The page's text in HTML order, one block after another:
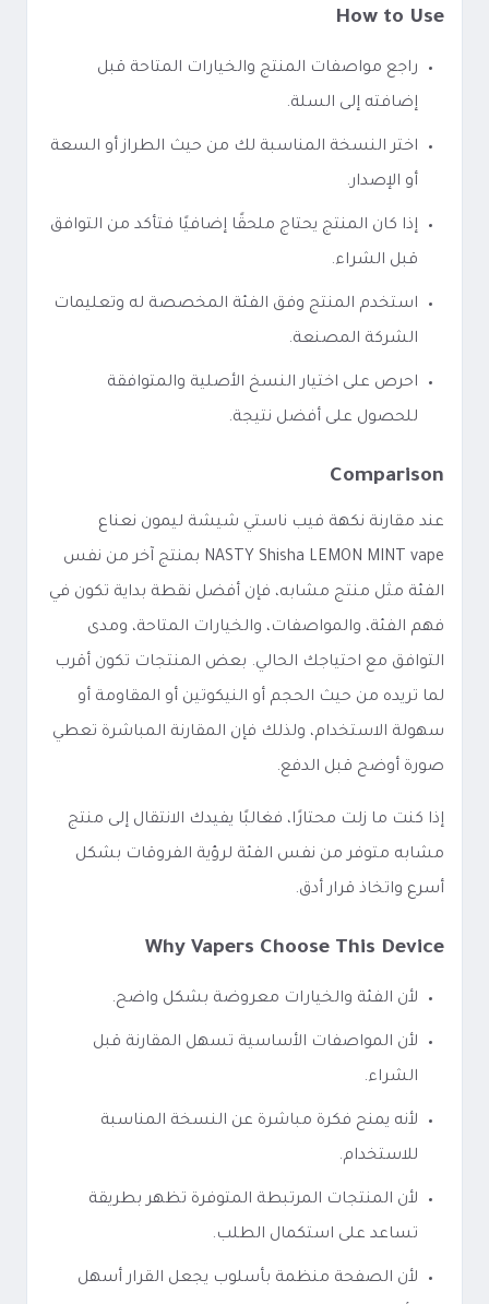
How to Use
راجع مواصفات المنتج والخيارات المتاحة قبل
إضافته إلى السلة.
اختر النسخة المناسبة لك من حيث الطراز أو السعة
أو الإصدار.
إذا كان المنتج يحتاج ملحقًا إضافيًا فتأكد من التوافق
قبل الشراء.
استخدم المنتج وفق الفئة المخصصة له وتعليمات
الشركة المصنعة.
احرص على اختيار النسخ الأصلية والمتوافقة
للحصول على أفضل نتيجة.
Comparison
عند مقارنة نكهة فيب ناستي شيشة ليمون نعناع
NASTY Shisha LEMON MINT vape بمنتج آخر من نفس
الفئة مثل منتج مشابه، فإن أفضل نقطة بداية تكون في
فهم الفئة، والمواصفات، والخيارات المتاحة، ومدى
التوافق مع احتياجك الحالي. بعض المنتجات تكون أقرب
لما تريده من حيث الحجم أو النيكوتين أو المقاومة أو
سهولة الاستخدام، ولذلك فإن المقارنة المباشرة تعطي
صورة أوضح قبل الدفع.
إذا كنت ما زلت محتارًا، فغالبًا يفيدك الانتقال إلى منتج
مشابه متوفر من نفس الفئة لرؤية الفروقات بشكل
أسرع واتخاذ قرار أدق.
Why Vapers Choose This Device
لأن الفئة والخيارات معروضة بشكل واضح.
لأن المواصفات الأساسية تسهل المقارنة قبل
الشراء.
لأنه يمنح فكرة مباشرة عن النسخة المناسبة
للاستخدام.
لأن المنتجات المرتبطة المتوفرة تظهر بطريقة
تساعد على استكمال الطلب.
لأن الصفحة منظمة بأسلوب يجعل القرار أسهل